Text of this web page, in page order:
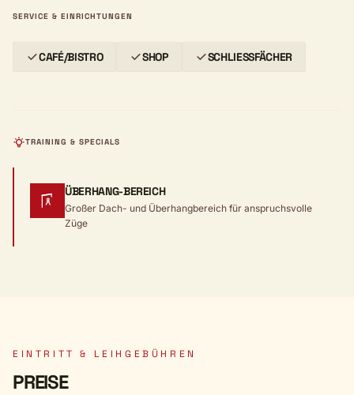
SERVICE & EINRICHTUNGEN
CAFÉ/BISTRO SHOP SCHLIESSFÄCHER
TRAINING & SPECIALS
ÜBERHANG-BEREICH
Großer Dach- und Überhangbereich für anspruchsvolle
Züge
EINTRITT & LEIHGEBÜHREN
PREISE